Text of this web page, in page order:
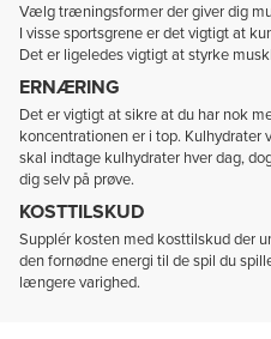
Vælg træningsformer der giver dig
I visse sportsgrene er det vigtigt at
Det er ligeledes vigtigt at styrke
ERNÆRING
Det er vigtigt at sikre at du har nok
koncentrationen er i top.
skal indtage kulhydrater hver dag,
dig selv på prøve.
KOSTTILSKUD
Supplér kosten med kosttilskud der
den fornødne energi til de spil du
længere varighed.